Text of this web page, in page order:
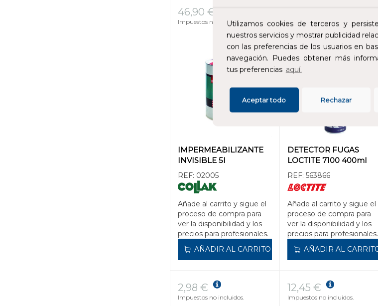
Utilizamos cookies de terceros y
nuestros servicios y mostrar publicidad
con las preferencias de los usuarios en
navegación. Puedes obtener más
tus preferencias aquí.
Rechazar
Aceptar todo
IMPERMEABILIZANTE
INVISIBLE 5l
REF: 02005
Añade al carrito y sigue el
proceso de compra para
ver la disponibilidad y los
precios para profesionales.
46,90 €
Impuestos no incluidos.
AÑADIR AL CARRITO
DETECTOR FUGAS
LOCTITE 7100 400ml
REF: 563866
Añade al carrito y sigue el
proceso de compra para
ver la disponibilidad y los
precios para profesionales.
Impuestos no incluidos.
AÑADIR AL
2,98 €
Impuestos no incluidos.
12,45 €
Impuestos no incluidos.